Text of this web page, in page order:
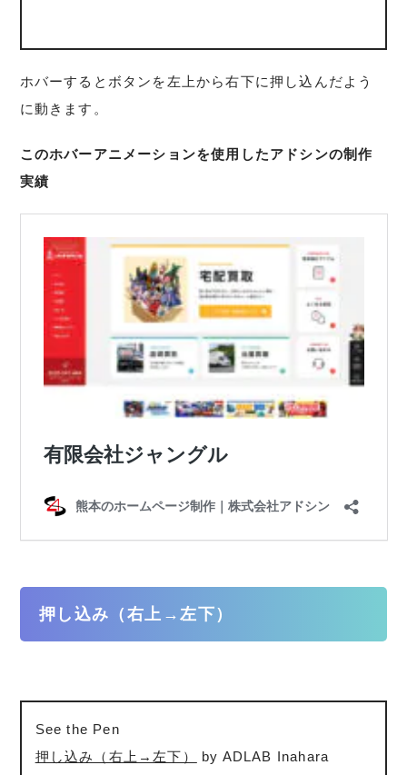
ホバーするとボタンを左上から右下に押し込んだよう
に動きます。
このホバーアニメーションを使用したアドシンの制作
実績
押し込み（右上→左下）
See the Pen
押し込み（右上→左下）
by ADLAB Inahara